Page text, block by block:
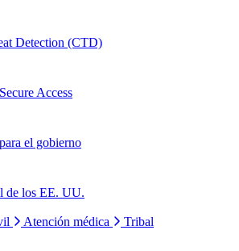
Detection (CTD)
Access
el gobierno
de los EE. UU.
Atención médica Tribal